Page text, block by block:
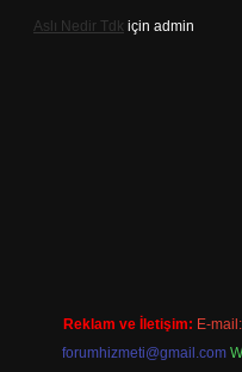
Aslı Nedir Tdk için admin
Reklam ve İletişim: E-mail:
forumhizmeti@gmail.com